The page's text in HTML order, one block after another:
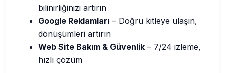
bilinirliğinizi artırın
Google Reklamları – Doğru kitleye ulaşın,
dönüşümleri artırın
Web Site Bakım & Güvenlik – 7/24 izleme,
hızlı çözüm